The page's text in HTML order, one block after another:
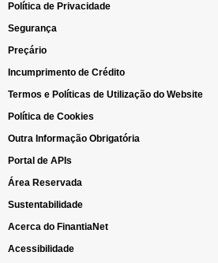
Política de Privacidade
Segurança
Preçário
Incumprimento de Crédito
Termos e Políticas de Utilização do Website
Política de Cookies
Outra Informação Obrigatória
Portal de APIs
Área Reservada
Sustentabilidade
Acerca do FinantiaNet
Acessibilidade